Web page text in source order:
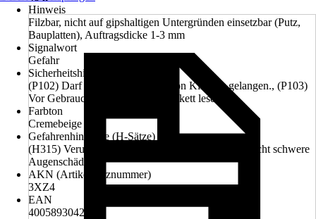
Hinweis
Filzbar, nicht auf gipshaltigen Untergründen einsetzbar (Putz,
Bauplatten), Auftragsdicke 1-3 mm
Signalwort
Gefahr
Sicherheitshinweise (P-Sätze)
(P102) Darf nicht in die Hände von Kindern gelangen., (P103)
Vor Gebrauch Kennzeichnungsetikett lesen.
Farbton
Cremebeige
Gefahrenhinweise (H-Sätze)
(H315) Verursacht Hautreizungen., (H318) Verursacht schwere
Augenschäden.
AKN (Artikelkurznummer)
3XZ4
EAN
4005893042126